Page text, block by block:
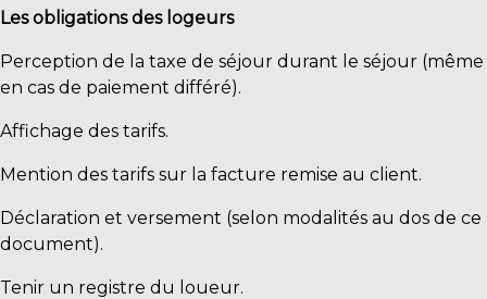
Les obligations des logeurs
Perception de la taxe de séjour durant le séjour (même
en cas de paiement différé).
Affichage des tarifs.
Mention des tarifs sur la facture remise au client.
Déclaration et versement (selon modalités au dos de ce
document).
Tenir un registre du loueur.